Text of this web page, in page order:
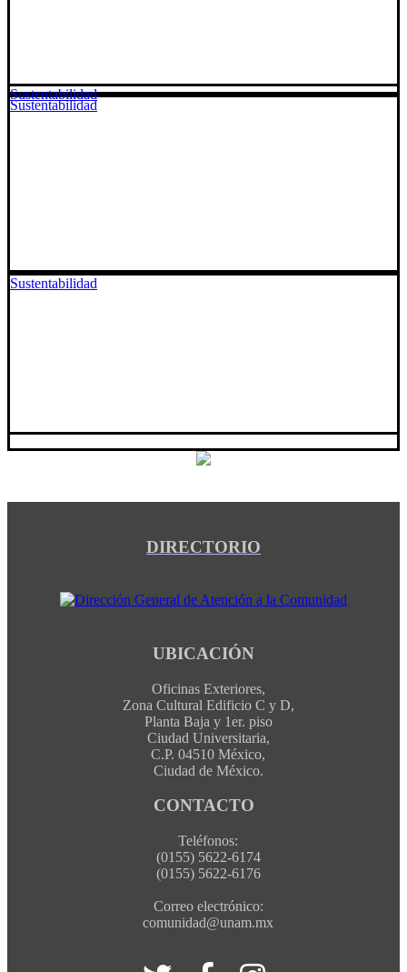
Sustentabilidad
Sustentabilidad
Sustentabilidad
DIRECTORIO
UBICACIÓN
Oficinas Exteriores,
Zona Cultural Edificio C y D,
Planta Baja y 1er. piso
Ciudad Universitaria,
C.P. 04510 México,
Ciudad de México.
CONTACTO
Teléfonos:
(0155) 5622-6174
(0155) 5622-6176
Correo electrónico:
comunidad@unam.mx